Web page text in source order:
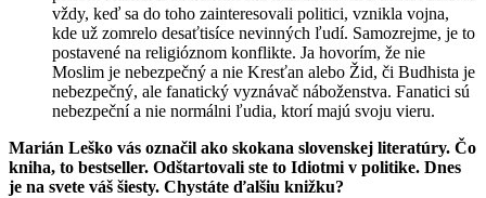
vždy, keď sa do toho zainteresovali politici, vznikla vojna,
kde už zomrelo desaťtisíce nevinných ľudí. Samozrejme, je to
postavené na religióznom konflikte. Ja hovorím, že nie
Moslim je nebezpečný a nie Kresťan alebo Žid, či Budhista je
nebezpečný, ale fanatický vyznávač náboženstva. Fanatici sú
nebezpeční a nie normálni ľudia, ktorí majú svoju vieru.
Marián Leško vás označil ako skokana slovenskej literatúry. Čo
kniha, to bestseller. Odštartovali ste to Idiotmi v politike. Dnes
je na svete váš šiesty. Chystáte ďalšiu knižku?